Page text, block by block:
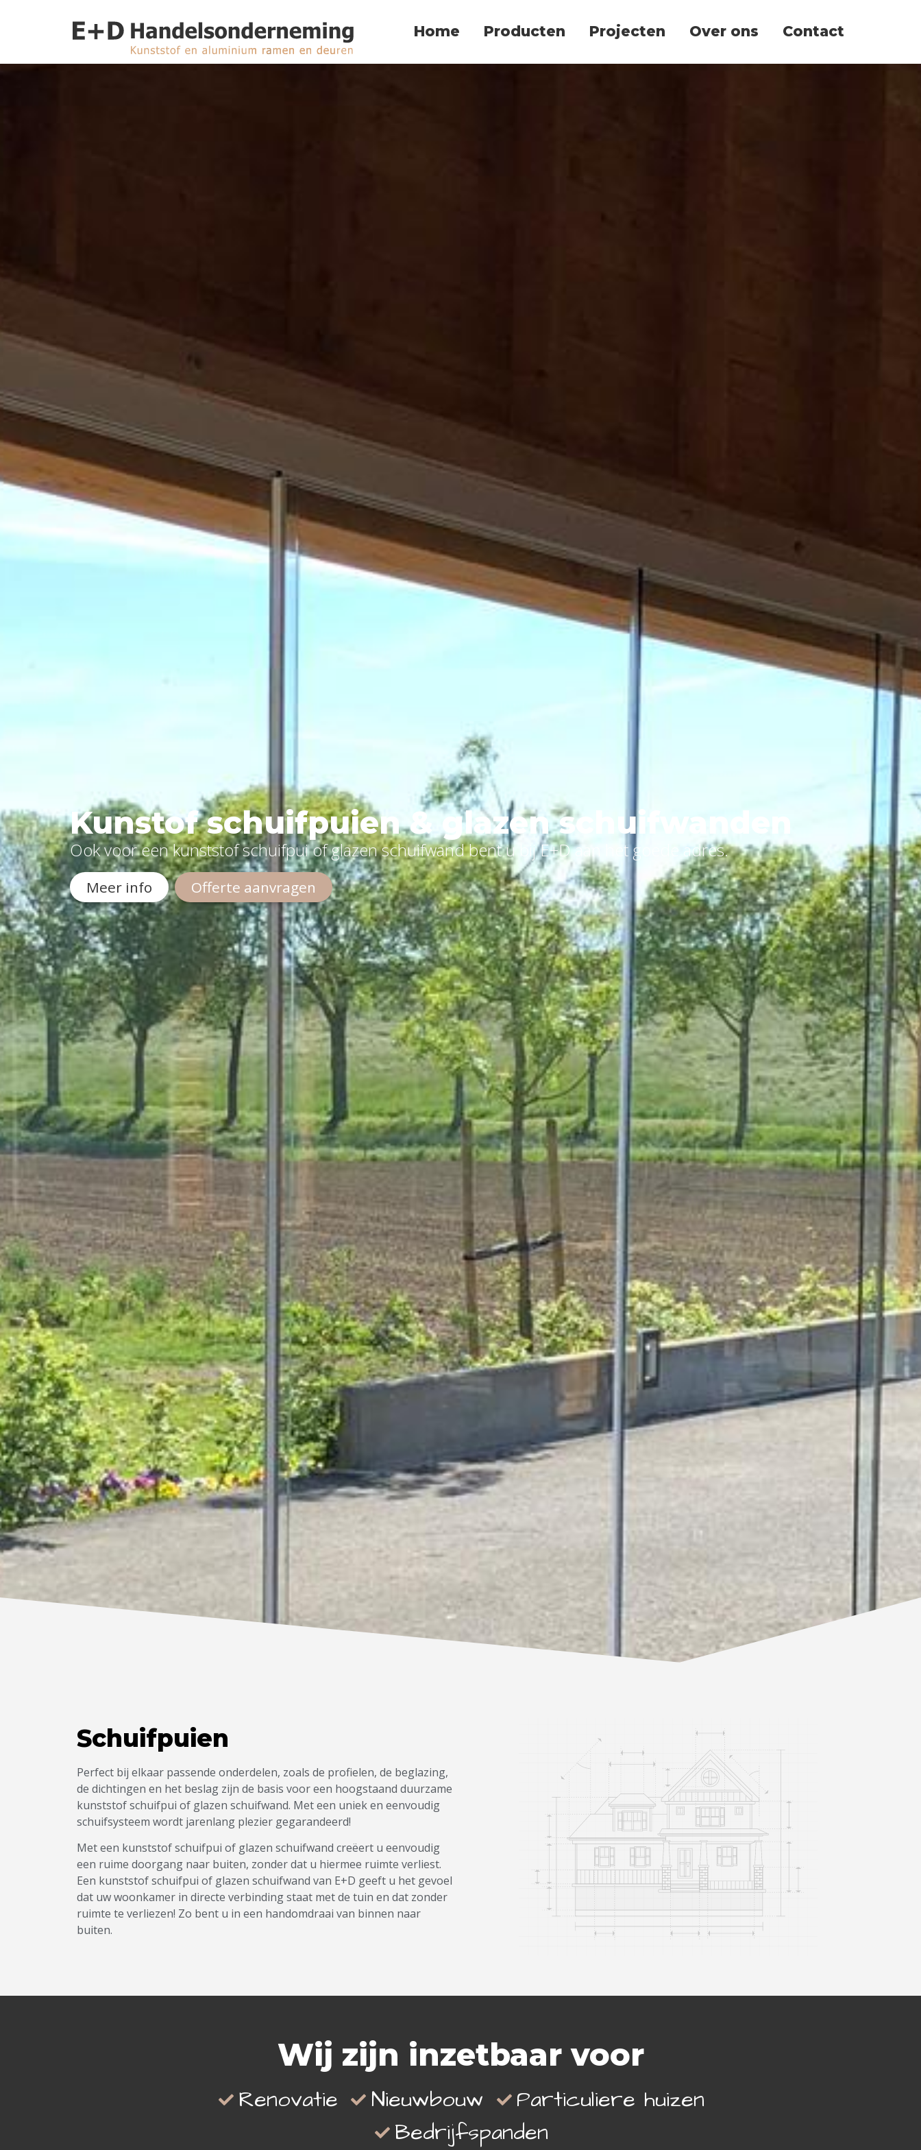
Home Producten Projecten Over ons Contact
Kunstof schuifpuien & glazen schuifwanden
Ook voor een kunststof schuifpui of glazen schuifwand bent u bij E+D aan het goede adres.
Meer info Offerte aanvragen
Schuifpuien
Perfect bij elkaar passende onderdelen, zoals de profielen, de beglazing,
de dichtingen en het beslag zijn de basis voor een hoogstaand duurzame
kunststof schuifpui of glazen schuifwand. Met een uniek en eenvoudig
schuifsysteem wordt jarenlang plezier gegarandeerd!
Met een kunststof schuifpui of glazen schuifwand creëert u eenvoudig
een ruime doorgang naar buiten, zonder dat u hiermee ruimte verliest.
Een kunststof schuifpui of glazen schuifwand van E+D geeft u het gevoel
dat uw woonkamer in directe verbinding staat met de tuin en dat zonder
ruimte te verliezen! Zo bent u in een handomdraai van binnen naar
buiten.
Wij zijn inzetbaar voor
Renovatie Nieuwbouw
Particuliere huizen
Bedrijfspanden